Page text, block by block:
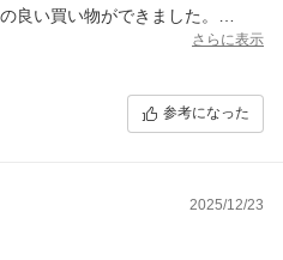
良い買い物ができました。
さらに表示
参考になった
2025/12/23